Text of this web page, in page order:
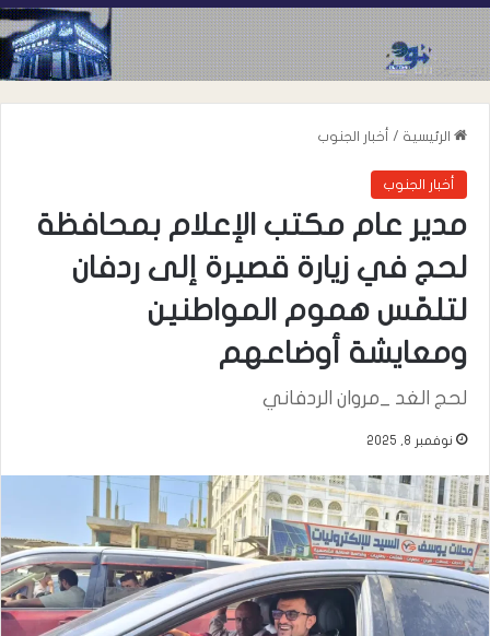
الرئيسية / أخبار الجنوب
أخبار الجنوب
مدير عام مكتب الإعلام بمحافظة
لحج في زيارة قصيرة إلى ردفان
لتلمّس هموم المواطنين
ومعايشة أوضاعهم
لحج الغد _مروان الردفاني
نوفمبر 8, 2025